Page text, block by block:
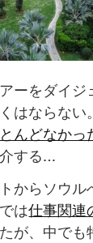
ーをダイジ
はならない
んどなかっ
する…
からソウル
は仕事関連
が、中でも